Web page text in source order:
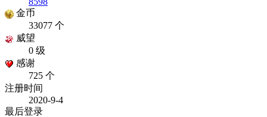
金币
33077 个
威望
0 级
感谢
725 个
注册时间
2020-9-4
最后登录